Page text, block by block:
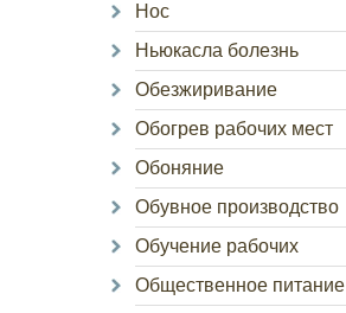
Нос
Ньюкасла болезнь
Обезжиривание
Обогрев рабочих мест
Обоняние
Обувное производство
Обучение рабочих
Общественное питание